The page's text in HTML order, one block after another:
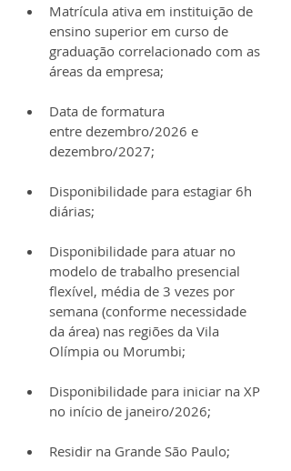
Matrícula ativa em instituição de
ensino superior em curso de
graduação correlacionado com as
áreas da empresa;
Data de formatura
entre dezembro/2026 e
dezembro/2027;​
Disponibilidade para estagiar 6h
diárias;
Disponibilidade para atuar no
modelo de trabalho presencial
flexível, média de 3 vezes por
semana (conforme necessidade
da área) nas regiões da Vila
Olímpia ou Morumbi;
Disponibilidade para iniciar na XP
no início de janeiro/2026;​
Residir na Grande São Paulo;​